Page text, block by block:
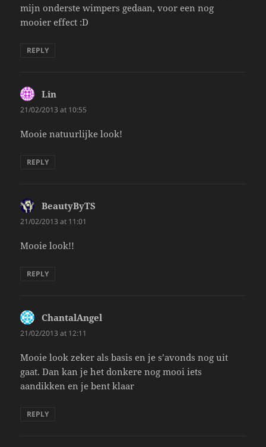
mijn onderste wimpers gedaan, voor een nog
mooier effect :D
REPLY
Lin
21/02/2013 at 10:55
Mooie natuurlijke look!
REPLY
BeautyByTS
21/02/2013 at 11:01
Mooie look!!
REPLY
ChantalAngel
21/02/2013 at 12:11
Mooie look zeker als basis en je s’avonds nog uit
gaat. Dan kan je het donkere nog mooi iets
aandikken en je bent klaar
REPLY